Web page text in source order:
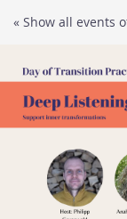
Skip to
« Show all events